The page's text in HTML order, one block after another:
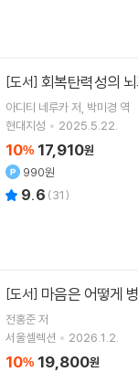
[도서] 회복탄력성의
아디티 네루카저 박미경 역
현대지성
2025.5.22.
10% 17,910원
990원
9.6 (31)
[도서] 마음은 어떻게
전홍준 저
서울셀렉션
2026.1.2.
10% 19,800원